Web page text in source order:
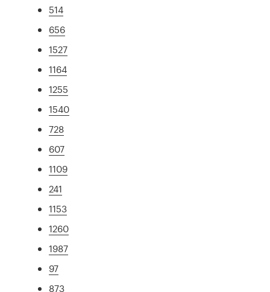
514
656
1527
1164
1255
1540
728
607
1109
241
1153
1260
1987
97
873